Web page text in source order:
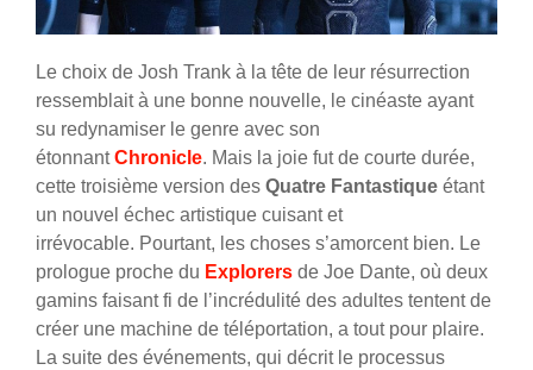
Le choix de Josh Trank à la tête de leur résurrection
ressemblait à une bonne nouvelle, le cinéaste ayant
su redynamiser le genre avec son
étonnantChronicle. Mais la joie fut de courte durée,
cette troisième version des Quatre Fantastique étant
un nouvel échec artistique cuisant et
irrévocable. Pourtant, les choses s’amorcent bien. Le
prologue proche du Explorers de Joe Dante, où deux
gamins faisant fi de l’incrédulité des adultes tentent de
créer une machine de téléportation, a tout pour plaire.
La suite des événements, qui décrit le processus